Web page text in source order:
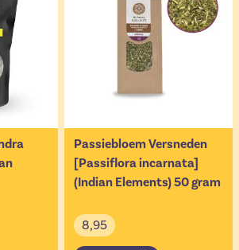
Passiebloem Versneden
[Passiflora incarnata]
(Indian Elements) 50 gram
8,95